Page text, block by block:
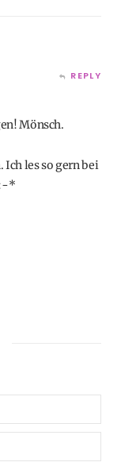
REPLY
Mönsch.
les so gern bei
:-*